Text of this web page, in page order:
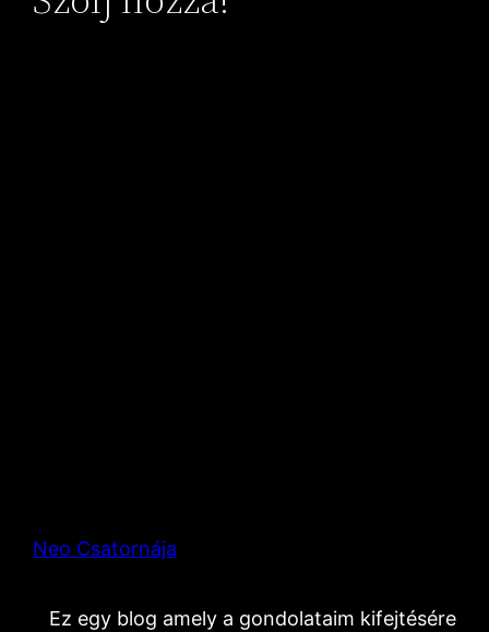
Neo Csatornája
Ez egy blog amely a gondolataim kifejtésére